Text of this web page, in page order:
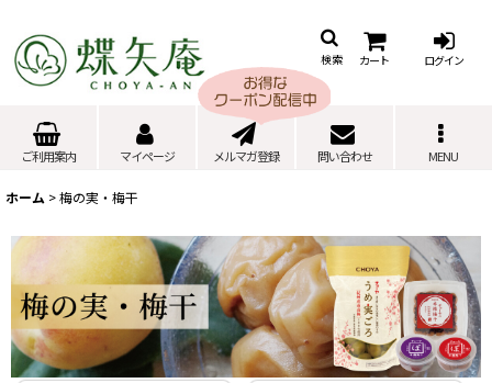
検索 カート ログイン
ご利用案内 マイページ メルマガ登録 問い合わせ MENU
ホーム >梅の実・梅干